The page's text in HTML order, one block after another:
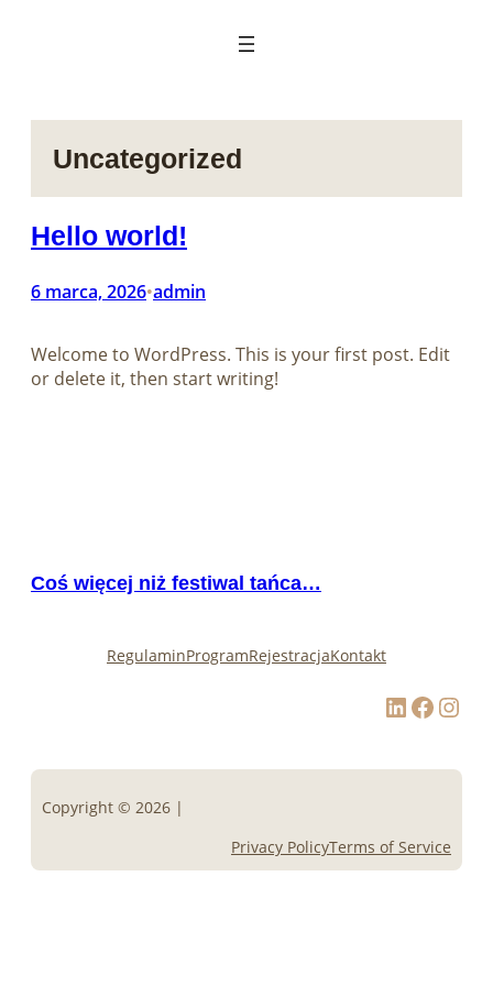
Uncategorized
Hello world!
6 marca, 2026•admin
Welcome to WordPress. This is your first post. Edit
or delete it, then start writing!
Coś więcej niż festiwal tańca…
RegulaminProgramRejestracjaKontakt
LinkedIn Facebook Instagram
Copyright © 2026 |
Privacy PolicyTerms of Service